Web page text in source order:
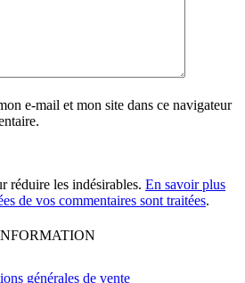
e-mail et mon site dans ce navigateur
réduire les indésirables. En savoir plus
de vos commentaires sont traitées.
générales de vente